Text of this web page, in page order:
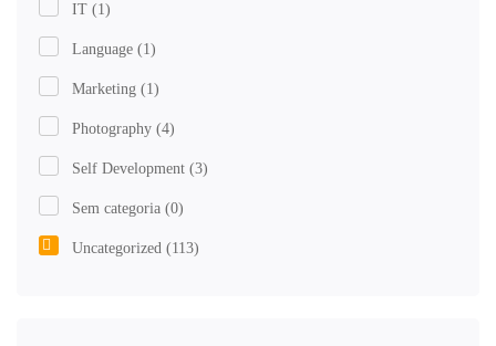
IT (1)
Language (1)
Marketing (1)
Photography (4)
Self Development (3)
Sem categoria (0)
Uncategorized (113)